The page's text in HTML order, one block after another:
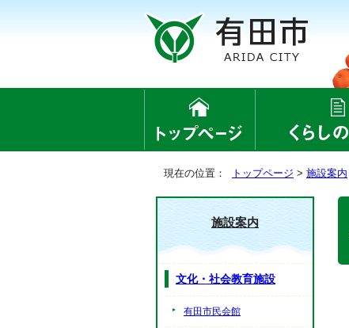
現在の位置： トップページ > 施設案内
施設案内
文化・社会教育施設
有田市民会館